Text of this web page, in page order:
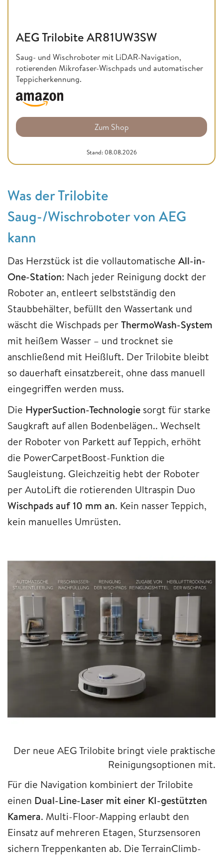
AEG Trilobite AR81UW3SW
Saug- und Wischroboter mit LiDAR-Navigation,
rotierenden Mikrofaser-Wischpads und automatischer
Teppicherkennung.
Zum Shop
Stand: 08.08.2026
Was der Trilobite
Saug-/Wischroboter von AEG
kann
Das Herzstück ist die vollautomatische All-in-
One-Station: Nach jeder Reinigung dockt der
Roboter an, entleert selbstständig den
Staubbehälter, befüllt den Wassertank und
wäscht die Wischpads perThermoWash-System
mit heißem Wasser – und trocknet sie
anschließend mit Heißluft. Der Trilobite bleibt
so dauerhaft einsatzbereit, ohne dass manuell
eingegriffen werden muss.
Die HyperSuction-Technologie sorgt für starke
Saugkraft auf allen Bodenbelägen.. Wechselt
der Roboter von Parkett auf Teppich, erhöht
die PowerCarpetBoost-Funktion die
Saugleistung. Gleichzeitig hebt der Roboter
per AutoLift die rotierenden Ultraspin Duo
Wischpads auf 10 mm an. Kein nasser Teppich,
kein manuelles Umrüsten.
Der neue AEG Trilobite bringt viele praktische
Reinigungsoptionen mit.
Für die Navigation kombiniert der Trilobite
einen Dual-Line-Laser mit einer KI-gestützten
Kamera. Multi-Floor-Mapping erlaubt den
Einsatz auf mehreren Etagen, Sturzsensoren
sichern Treppenkanten ab. Die TerrainClimb-